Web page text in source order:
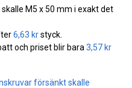
M5 x 50 mm i exakt det
6,63 krstyck.
och priset blir bara 3,57 kr
försänkt skalle